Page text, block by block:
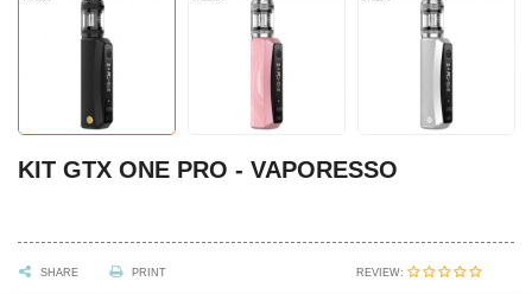
KIT GTX ONE PRO - VAPORESSO
SHARE PRINT REVIEW: